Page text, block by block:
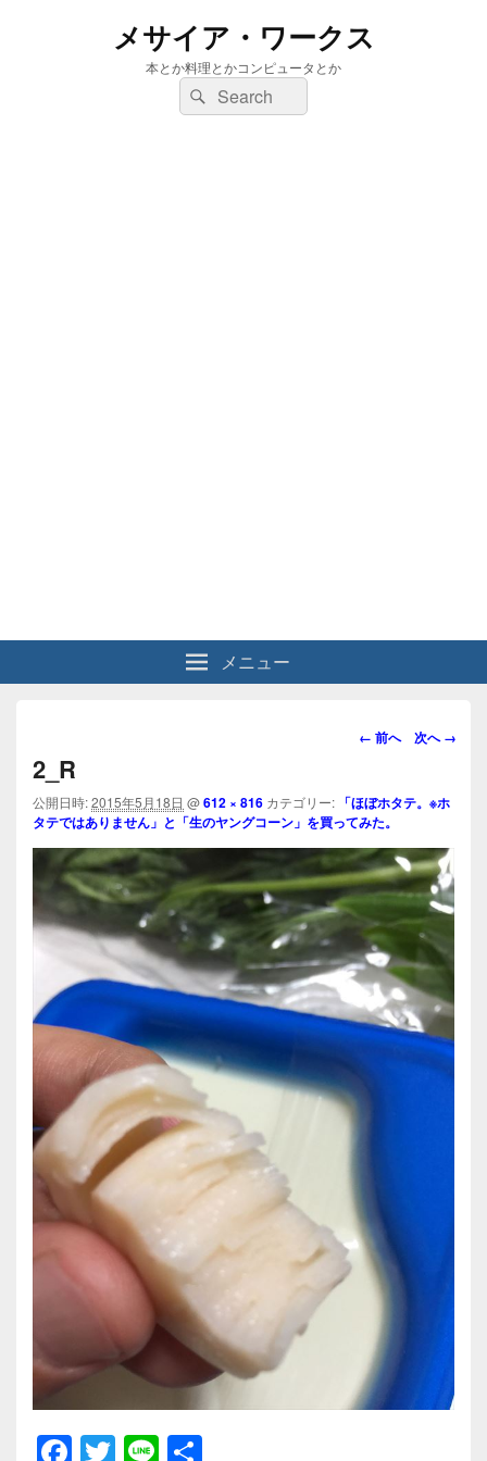
メサイア・ワークス
本とか料理とかコンピュータとか
検
索:
検
索
メニュー
画
ビ
ゲ
ー
シ
ョ
ン
← 前へ 次へ →
2_R
公開日時:2015年5月18日 @612 × 816 カテゴリー: 「ほぼホタテ。※ホ
タテではありません」と「生のヤングコーン」を買ってみた。